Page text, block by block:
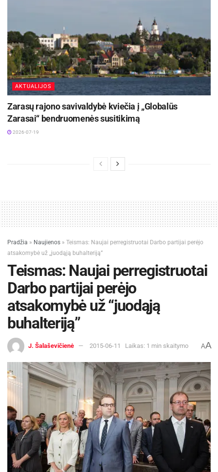
AKTUALIJOS
Zarasų rajono savivaldybė kviečia į „Globalūs
Zarasai“ bendruomenės susitikimą
2026-07-19
Pradžia » Naujienos » Teismas: Naujai perregistruotai Darbo partijai perėjo
atsakomybė už „juodąją buhalteriją”
Teismas: Naujai perregistruotai
Darbo partijai perėjo
atsakomybė už “juodąją
buhalteriją”
J. Šalaševičienė 2015-06-11 Laikas: 1 min skaitymo AA